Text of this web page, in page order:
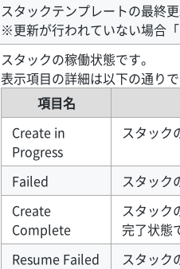
スタックテンプレートの最終
※更新が行われていない場合「
スタックの稼働状態です。
表示項目の詳細は以下の通りで
項目名
Create in
Progress
スタック
Failed
スタック
Create
Complete
スタック
完了状態
Resume Failed
スタック